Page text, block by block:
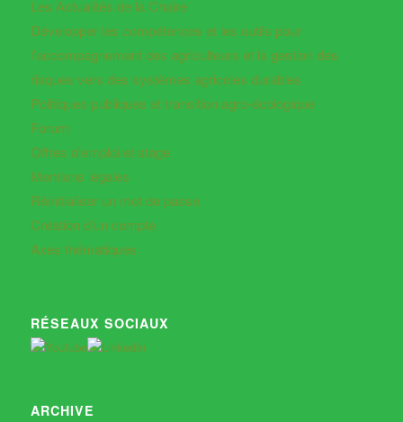
Les Actualités de la Chaire
Développer les compétences et les outils pour
l’accompagnement des agriculteurs et la gestion des
risques vers des systèmes agricoles durables
Politiques publiques et transition agro-écologique
Forum
Offres d’emploi et stage
Mentions légales
Réinitialiser un mot de passe
Création d’un compte
Axes thématiques
RÉSEAUX SOCIAUX
ARCHIVE